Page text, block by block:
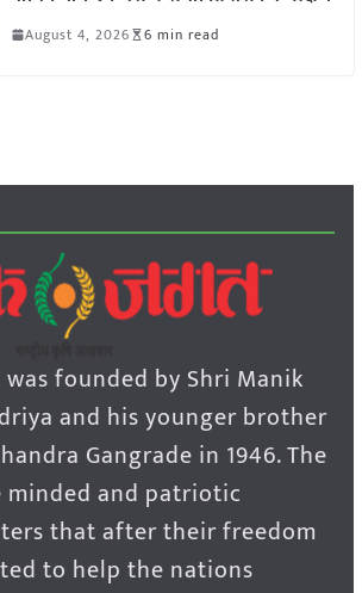
August 4, 2026 6 min read
was founded by Shri Manik
and his younger brother
Gangrade in 1946. The
and patriotic
that after their freedom
to help the nations